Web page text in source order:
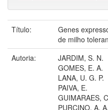
Título:
Genes
de milho
Autoria:
JARDIM, S. N.
GOMES, E. A.
LANA, U. G. P.
PAIVA, E.
GUIMARAES,
PURCINO, A.